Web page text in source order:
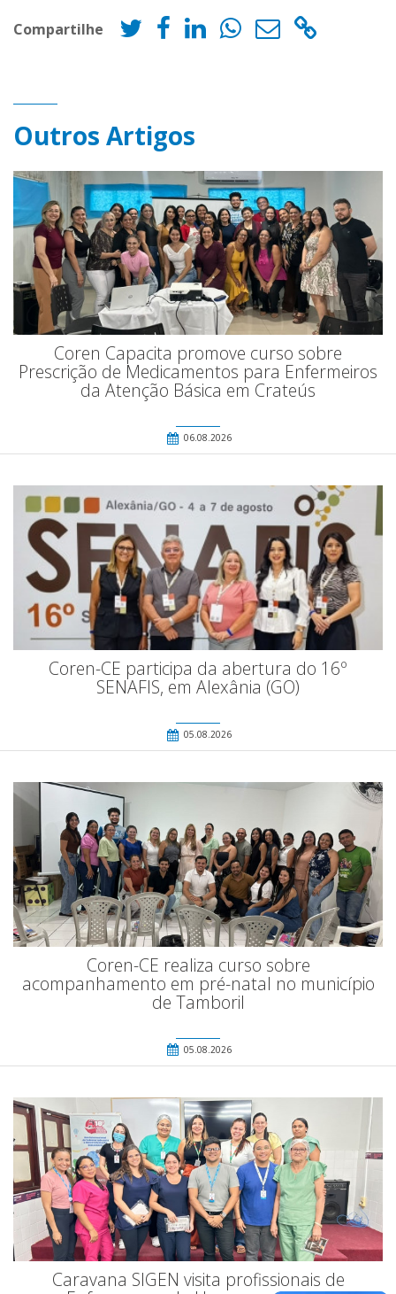
Compartilhe
Outros Artigos
Coren Capacita promove curso sobre
Prescrição de Medicamentos para Enfermeiros
da Atenção Básica em Crateús
06.08.2026
Coren-CE participa da abertura do 16º
SENAFIS, em Alexânia (GO)
05.08.2026
Coren-CE realiza curso sobre
acompanhamento em pré-natal no município
de Tamboril
05.08.2026
Caravana SIGEN visita profissionais de